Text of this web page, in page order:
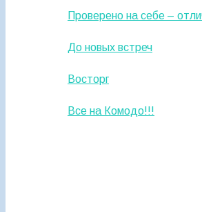
Проверено на себе –
До новых встреч
Восторг
Все на Комодо!!!